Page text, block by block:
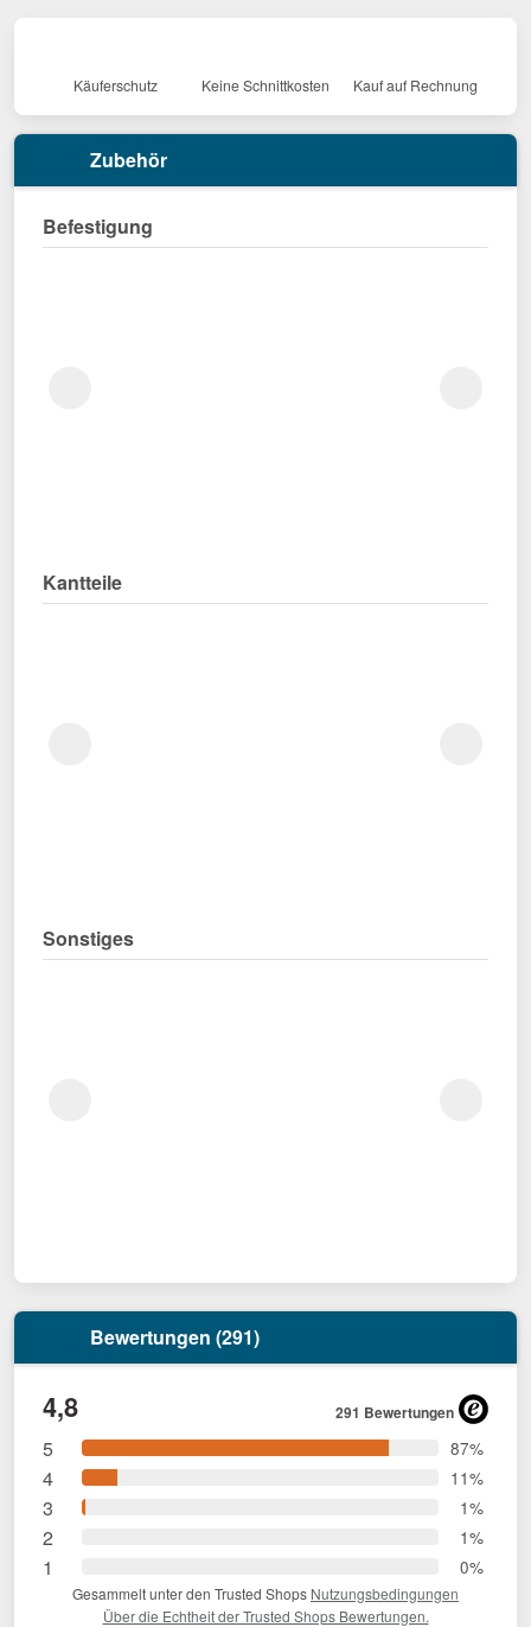
Käuferschutz Keine Schnittkosten Kauf auf Rechnung
Zubehör
Befestigung
Kantteile
Sonstiges
Bewertungen (291)
4,8 291 Bewertungen
5 87%
4 11%
3 1%
2 1%
1 0%
Gesammelt unter den Trusted Shops Nutzungsbedingungen
Über die Echtheit der Trusted Shops Bewertungen.